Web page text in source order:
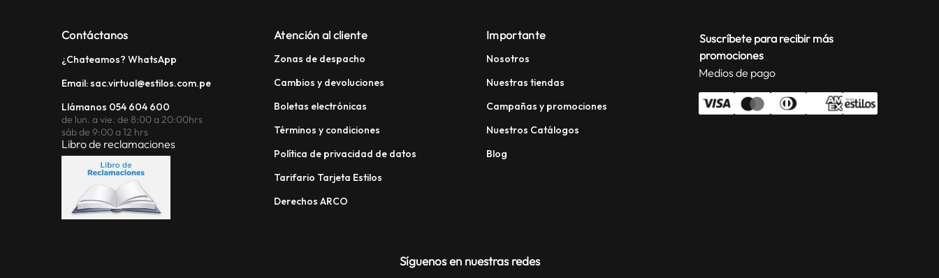
Contáctanos
¿Chateamos? WhatsApp
Email: sac.virtual@estilos.com.pe
Llámanos 054 604 600
de lun. a vie. de 8:00 a 20:00hrs
sáb de 9:00 a 12 hrs
Libro de reclamaciones
Atención al cliente
Zonas de despacho
Cambios y devoluciones
Boletas electrónicas
Términos y condiciones
Política de privacidad de datos
Tarifario Tarjeta Estilos
Derechos ARCO
Importante
Nosotros
Nuestras tiendas
Campañas y promociones
Nuestros Catálogos
Blog
Suscríbete para recibir más
promociones
Medios de pago
Síguenos en nuestras redes